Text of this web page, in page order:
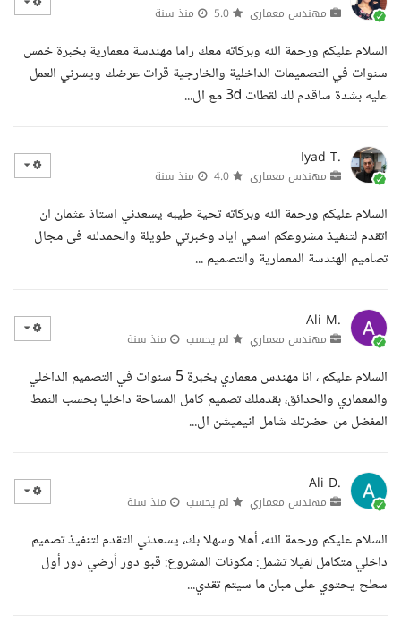
مهندس معماري منذ سنة
السلام عليكم ورحمة الله وبركاته معك راما مهندسة معمارية بخبرة خمس
سنوات في التصميمات الداخلية والخارجية قرات عرضك ويسرني العمل
عليه بشدة ساقدم لك لقطات 3d مع ال...
Iyad T.
مهندس معماري منذ سنة
السلام عليكم ورحمة الله وبركاته تحية طيبه يسعدني استاذ عثمان ان
اتقدم لتنفيذ مشروعكم اسمي اياد وخبرتي طويلة والحمدلله فى مجال
تصاميم الهندسة المعمارية والتصميم ...
Ali M.
مهندس معماري لم يحسب منذ سنة
السلام عليكم ، انا مهندس معماري بخبرة 5 سنوات في التصميم الداخلي
والمعماري والحدائق، بقدملك تصميم كامل المساحة داخليا بحسب النمط
المفضل من حضرتك شامل انيميشن ال...
Ali D.
مهندس معماري لم يحسب منذ سنة
السلام عليكم ورحمة الله، أهلا وسهلا بك، يسعدني التقدم لتنفيذ تصميم
داخلي متكامل لفيلا تشمل: مكونات المشروع: قبو دور أرضي دور أول
سطح يحتوي على مبان ما سيتم تقدي...